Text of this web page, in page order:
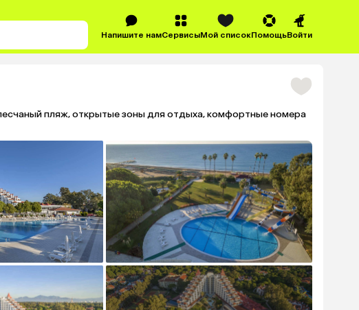
Напишите намСервисыМой списокПомощьВойти
пляж, открытые зоны для отдыха, комфортные номера